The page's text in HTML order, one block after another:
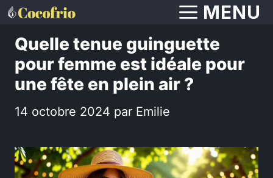
Aller
contenu
MENU
Quelle tenue guinguette
pour femme est idéale pour
une fête en plein air ?
14 octobre 2024 par Emilie